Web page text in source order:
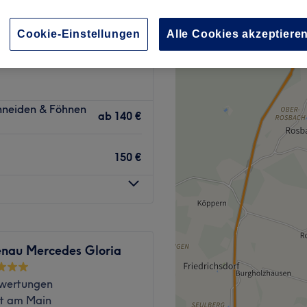
Frankfurt am Main
& Föhnen
ab 140 €
150 €
Mercedes Gloria
am Main
Cookie-Einstellungen Alle Cookies